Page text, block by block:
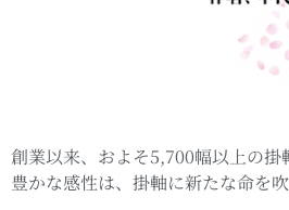
創業以来、およそ5,700幅以上の
豊かな感性は、掛軸に新たな命を吹